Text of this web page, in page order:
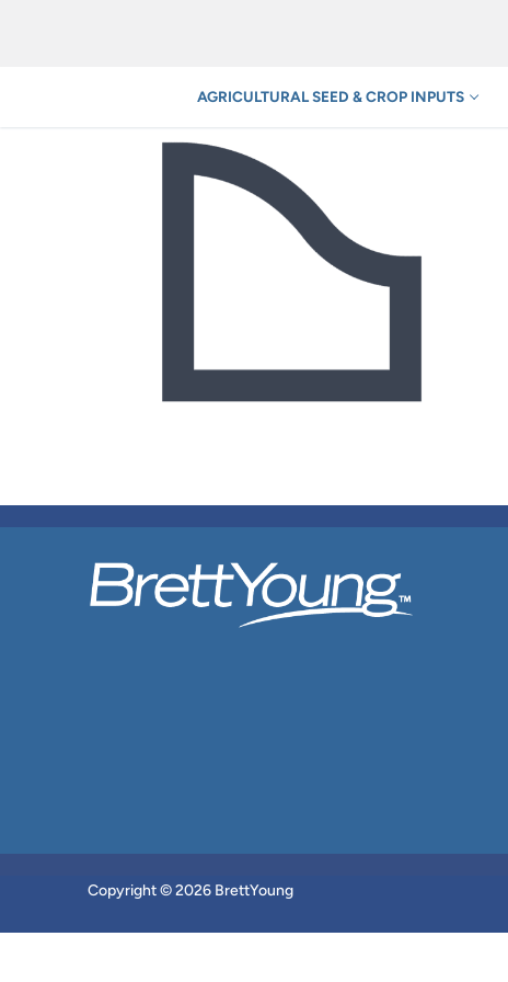
AGRICULTURAL SEED & CROP INPUTS
Copyright © 2026 BrettYoung